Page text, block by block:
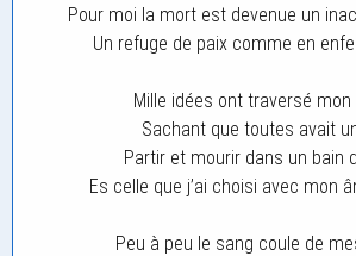
Pour moi la mort est devenue un
Un refuge de paix comme en
Mille idées ont traversé
Sachant que toutes avait
Partir et mourir dans un bain
Es celle que j’ai choisi avec mon
Peu à peu le sang coule de